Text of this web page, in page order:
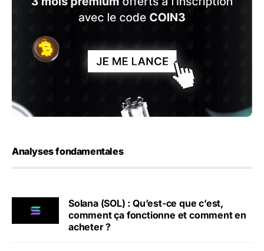
Analyses fondamentales
Solana (SOL) : Qu’est-ce que c’est,
comment ça fonctionne et comment en
acheter ?